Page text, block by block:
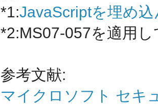
*1:JavaScriptを埋め
*2:MS07-057を適用
参考文献:
マイクロソフト セキ